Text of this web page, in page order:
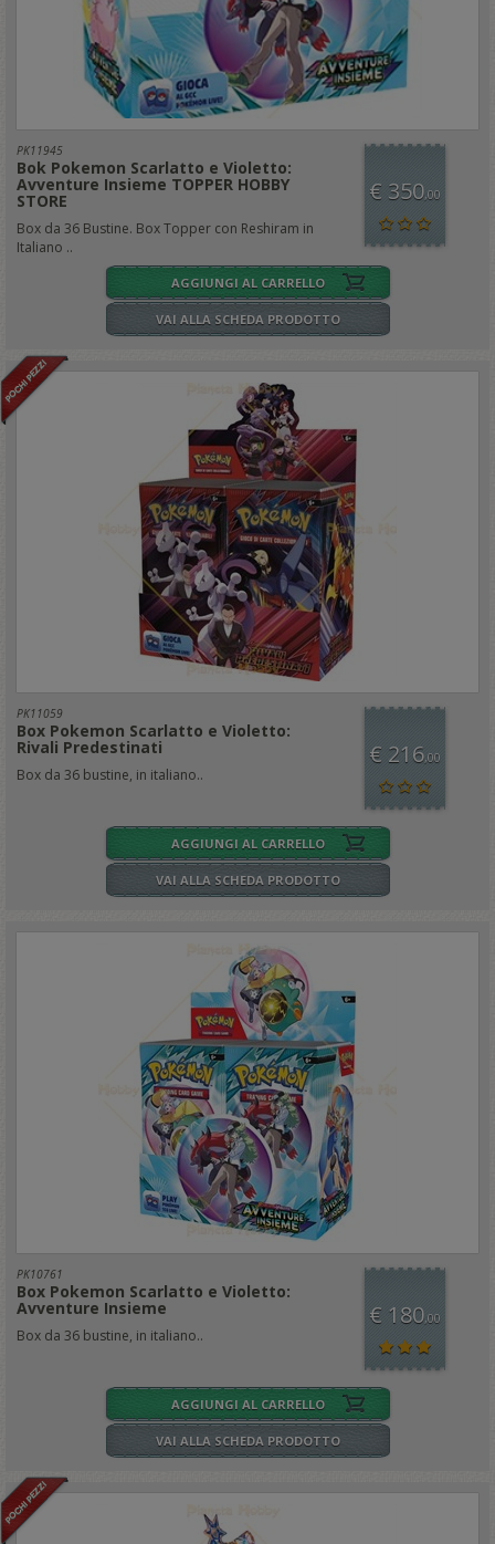
PK11945
Bok Pokemon Scarlatto e Violetto:
Avventure Insieme TOPPER HOBBY
STORE
Box da 36 Bustine. Box Topper con Reshiram in
Italiano ..
€ 350,00
AGGIUNGI AL CARRELLO
VAI ALLA SCHEDA PRODOTTO
PK11059
Box Pokemon Scarlatto e Violetto:
Rivali Predestinati
Box da 36 bustine, in italiano..
€ 216,00
AGGIUNGI AL CARRELLO
VAI ALLA SCHEDA PRODOTTO
PK10761
Box Pokemon Scarlatto e Violetto:
Avventure Insieme
Box da 36 bustine, in italiano..
€ 180,00
AGGIUNGI AL CARRELLO
VAI ALLA SCHEDA PRODOTTO